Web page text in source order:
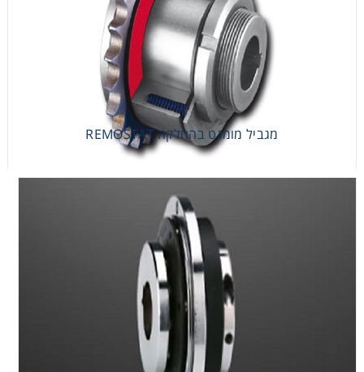
מגביל מומנט בהחלקה REMOSTAT
מגביל מומנט בהחלקה REMOSTAT